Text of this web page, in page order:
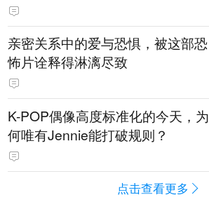
亲密关系中的爱与恐惧，被这部恐
怖片诠释得淋漓尽致
K-POP偶像高度标准化的今天，为
何唯有Jennie能打破规则？
点击查看更多